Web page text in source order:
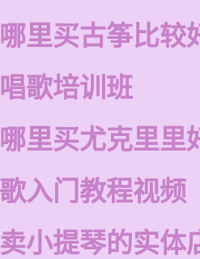
里买古筝比较
歌培训班
里买尤克里里
入门教程视频
小提琴的实体